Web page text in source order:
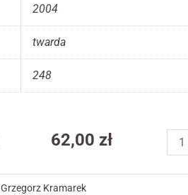
2004
twarda
248
62,00zł
w
Grzegorz Kramarek
opcjonalne. Są
funkcjonowania
strony
Abyśmy mogli
poprawić
i strukturę
strony